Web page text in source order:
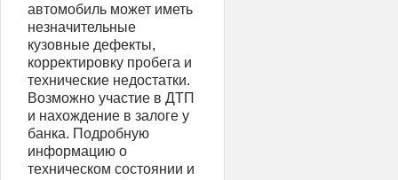
автомобиль может иметь
незначительные
кузовные дефекты,
корректировку пробега и
технические недостатки.
Возможно участие в ДТП
и нахождение в залоге у
банка. Подробную
информацию о
техническом состоянии и